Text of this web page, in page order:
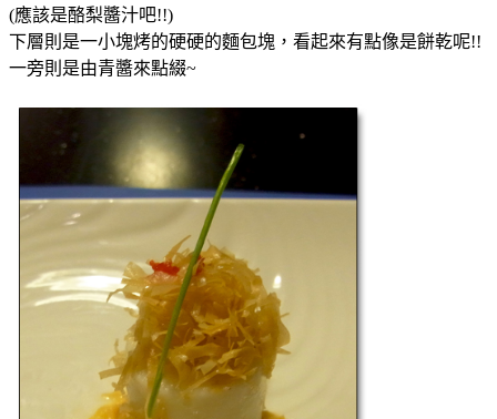
(應該是酪梨醬汁吧!!)
下層則是一小塊烤的硬硬的麵包塊，看起來有點像是餅乾呢!!
一旁則是由青醬來點綴~